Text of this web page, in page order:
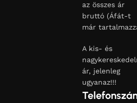
az összes ár
bruttó (Áfát-t
már
A kis- és
ár, jelenleg
ugyanaz!!!